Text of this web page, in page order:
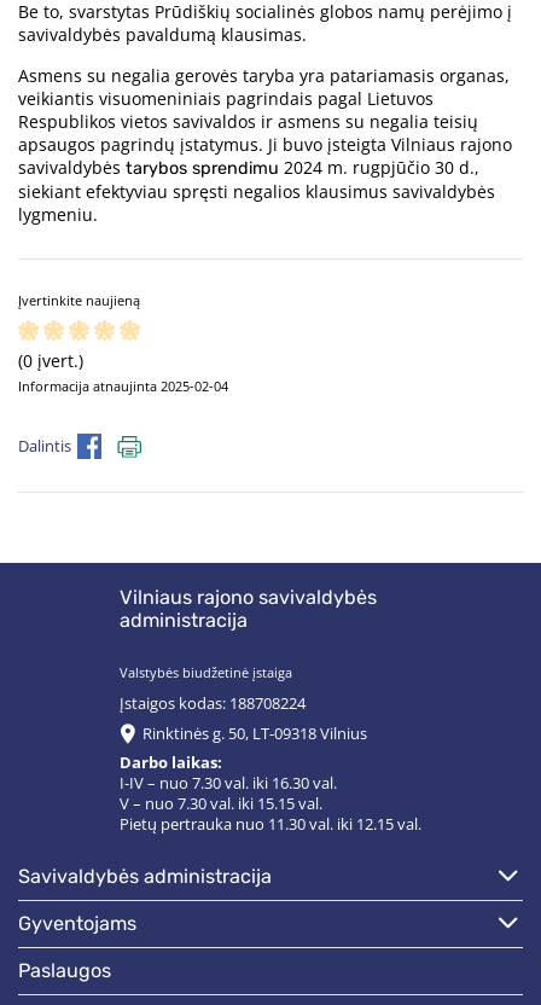
Be to, svarstytas Prūdiškių socialinės globos namų perėjimo į
savivaldybės pavaldumą klausimas.
Asmens su negalia gerovės taryba yra patariamasis organas,
veikiantis visuomeniniais pagrindais pagal Lietuvos
Respublikos vietos savivaldos ir asmens su negalia teisių
apsaugos pagrindų įstatymus. Ji buvo įsteigta Vilniaus rajono
savivaldybės tarybos sprendimu 2024 m. rugpjūčio 30 d.,
siekiant efektyviau spręsti negalios klausimus savivaldybės
lygmeniu.
Įvertinkite naujieną
(0 įvert.)
Informacija atnaujinta 2025-02-04
Dalintis
Vilniaus rajono savivaldybės
administracija
Valstybės biudžetinė įstaiga
Įstaigos kodas: 188708224
Rinktinės g. 50, LT-09318 Vilnius
Darbo laikas:
I-IV – nuo 7.30 val. iki 16.30 val.
V – nuo 7.30 val. iki 15.15 val.
Pietų pertrauka nuo 11.30 val. iki 12.15 val.
savivaldybės administracija
gyventojams
paslaugos